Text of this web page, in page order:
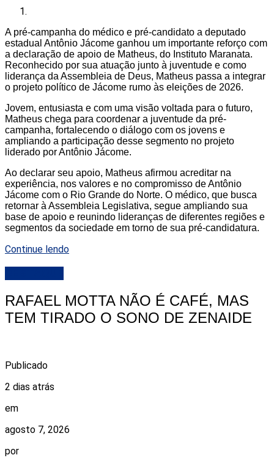
A pré-campanha do médico e pré-candidato a deputado
estadual Antônio Jácome ganhou um importante reforço com
a declaração de apoio de Matheus, do Instituto Maranata.
Reconhecido por sua atuação junto à juventude e como
liderança da Assembleia de Deus, Matheus passa a integrar
o projeto político de Jácome rumo às eleições de 2026.
Jovem, entusiasta e com uma visão voltada para o futuro,
Matheus chega para coordenar a juventude da pré-
campanha, fortalecendo o diálogo com os jovens e
ampliando a participação desse segmento no projeto
liderado por Antônio Jácome.
Ao declarar seu apoio, Matheus afirmou acreditar na
experiência, nos valores e no compromisso de Antônio
Jácome com o Rio Grande do Norte. O médico, que busca
retornar à Assembleia Legislativa, segue ampliando sua
base de apoio e reunindo lideranças de diferentes regiões e
segmentos da sociedade em torno de sua pré-candidatura.
Continue lendo
RAFAEL MOTTA NÃO É CAFÉ, MAS
TEM TIRADO O SONO DE ZENAIDE
Publicado
2 dias atrás
em
agosto 7, 2026
por